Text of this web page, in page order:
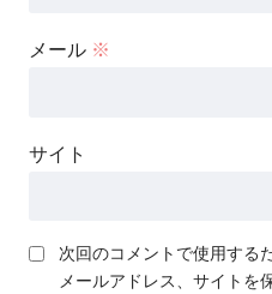
メール ※
サイト
次回のコメントで使用する
メールアドレス、サイトを